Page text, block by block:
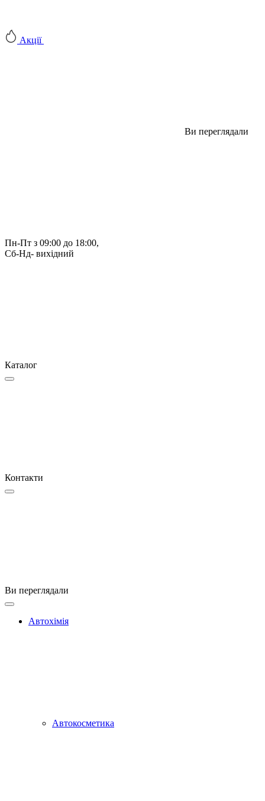
Акції
Ви переглядали
Пн-Пт з 09:00 до 18:00,
Сб-Нд- вихідний
Каталог
Контакти
Ви переглядали
Автохімія
Автокосметика